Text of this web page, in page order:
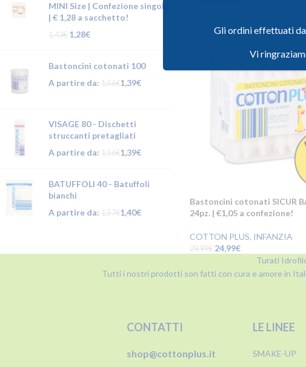
MINI Size | Confezione singola
| € 1,28 a sacchetto!
1,43€ 1,28€
Bastoncini cotonati 100
A partire da: 1,56€1,39€
VISAGE 80 - Dischetti
struccanti pretagliati
A partire da: 1,56€1,39€
BATUFFOLI 40 - Batuffoli
bianchi
A partire da: 1,57€1,40€
Bastoncini cotonati SICUR
24pz. | €1,05 a confezione!
COTTON PLUS, INFANZIA
29,99€ 24,99€
Turati
Tutti i nostri prodotti son fatti con cura e amore in
CONTATTI
shop@cottonplus.it
LE LINEE
SMAKE-UP
Gli ordini effettuati
Vi